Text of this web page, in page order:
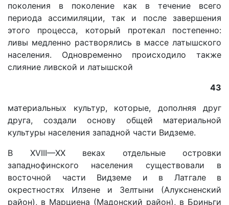
поколения в поколение как в течение всего
периода ассимиляции, так и после завершения
этого процесса, который протекал постепенно:
ливы медленно растворялись в массе латышского
населения. Одновременно происходило также
слияние ливской и латышской
43
материальных культур, которые, дополняя друг
друга, создали основу общей материальной
культуры населения западной части Видземе.
В XVIII—XX веках отдельные островки
западнофинского населения существовали в
восточной части Видземе и в Латгале в
окрестностях Илзене и Зелтыни (Алуксненский
район), в Марциена (Мадонский район), в Бриньги